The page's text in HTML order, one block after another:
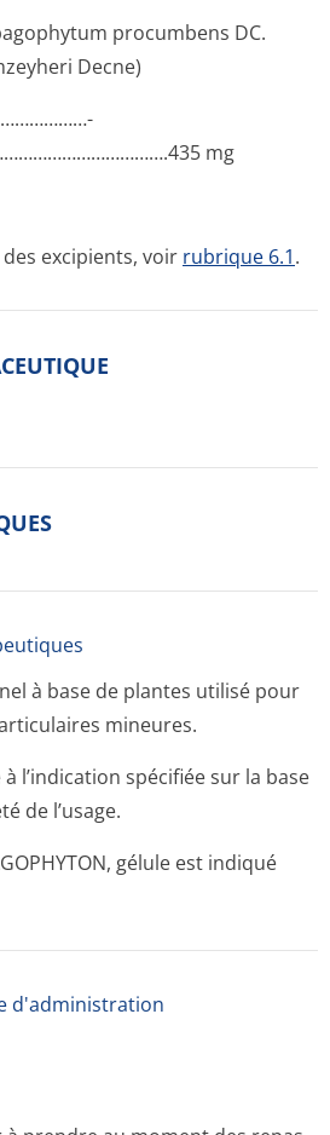
procumbens DC.
Decne)
mg
excipients, voir rubrique 6.1.
à base de plantes utilisé pour
mineures.
l’indication spécifiée sur la base
de l’usage.
gélule est indiqué
d'administration